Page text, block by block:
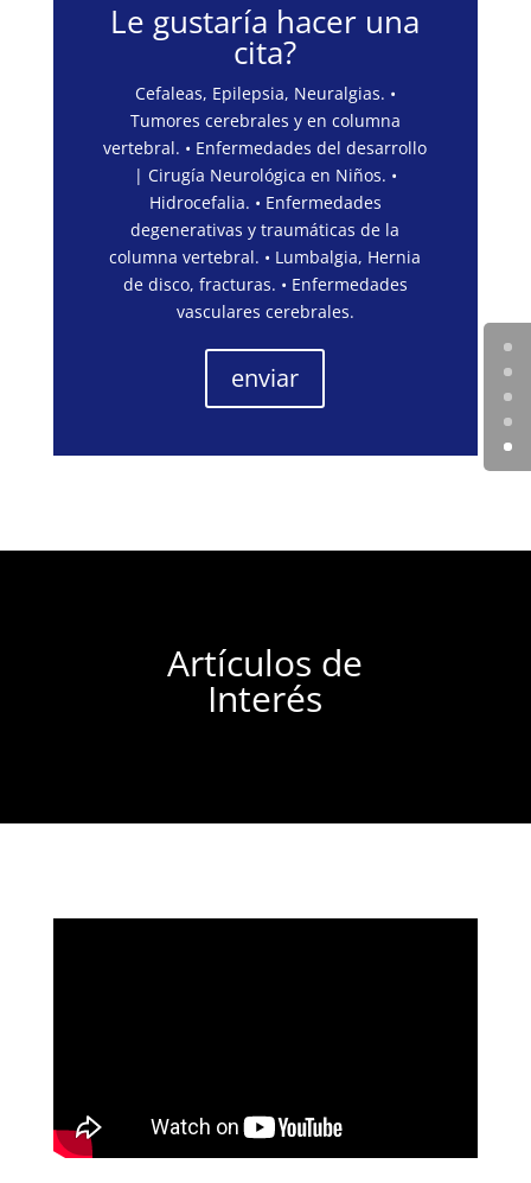
Le gustaría hacer una
cita?
Cefaleas, Epilepsia, Neuralgias. •
Tumores cerebrales y en columna
vertebral. • Enfermedades del desarrollo
| Cirugía Neurológica en Niños. •
Hidrocefalia. • Enfermedades
degenerativas y traumáticas de la
columna vertebral. • Lumbalgia, Hernia
de disco, fracturas. • Enfermedades
vasculares cerebrales.
enviar
Artículos de
Interés